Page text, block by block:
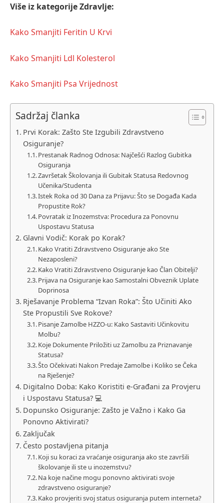
Više iz kategorije Zdravlje:
Kako Smanjiti Feritin U Krvi
Kako Smanjiti Ldl Kolesterol
Kako Smanjiti Psa Vrijednost
Sadržaj članka
Prvi Korak: Zašto Ste Izgubili Zdravstveno
Osiguranje?
Prestanak Radnog Odnosa: Najčešći Razlog Gubitka
Osiguranja
Završetak Školovanja ili Gubitak Statusa Redovnog
Učenika/Studenta
Istek Roka od 30 Dana za Prijavu: Što se Događa Kada
Propustite Rok?
Povratak iz Inozemstva: Procedura za Ponovnu
Uspostavu Statusa
Glavni Vodič: Korak po Korak?
Kako Vratiti Zdravstveno Osiguranje ako Ste
Nezaposleni?
Kako Vratiti Zdravstveno Osiguranje kao Član Obitelji?
Prijava na Osiguranje kao Samostalni Obveznik Uplate
Doprinosa
Rješavanje Problema “Izvan Roka”: Što Učiniti Ako
Ste Propustili Sve Rokove?
Pisanje Zamolbe HZZO-u: Kako Sastaviti Učinkovitu
Molbu?
Koje Dokumente Priložiti uz Zamolbu za Priznavanje
Statusa?
Što Očekivati Nakon Predaje Zamolbe i Koliko se Čeka
na Rješenje?
Digitalno Doba: Kako Koristiti e-Građani za Provjeru
i Uspostavu Statusa? 💻
Dopunsko Osiguranje: Zašto je Važno i Kako Ga
Ponovno Aktivirati?
Zaključak
Često postavljena pitanja
Koji su koraci za vraćanje osiguranja ako ste završili
školovanje ili ste u inozemstvu?
Na koje načine mogu ponovno aktivirati svoje
zdravstveno osiguranje?
Kako provjeriti svoj status osiguranja putem interneta?